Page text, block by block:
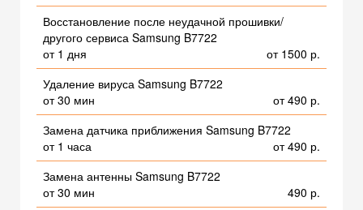
Восстановление после неудачной прошивки/
другого сервиса Samsung B7722
от 1 дня
от 1500 р.
Удаление вируса Samsung B7722
от 30 мин
от 490 р.
Замена датчика приближения Samsung B7722
от 1 часа
от 490 р.
Замена антенны Samsung B7722
от 30 мин
490 р.